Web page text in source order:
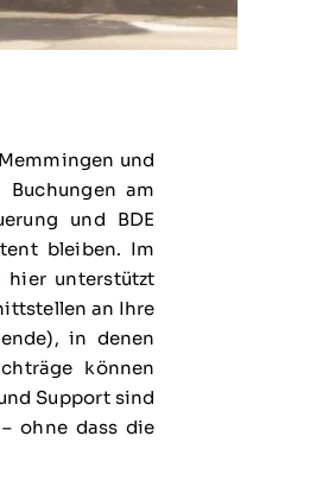
und
am
und BDE
bleiben. Im
hier unterstützt
an Ihre
in denen
können
Support sind
ohne dass die